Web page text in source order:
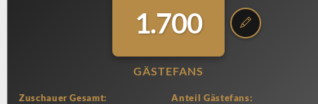
1.700
GÄSTEFANS
Zuschauer Gesamt:
Anteil Gästefans: